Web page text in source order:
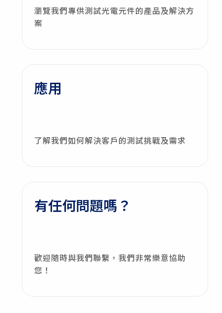
瀏覽我們專供測試光電元件的產品及解決方
案
應用
了解我們如何解決客戶的測試挑戰及需求
有任何問題嗎？
歡迎隨時與我們聯繫，我們非常樂意協助
您！